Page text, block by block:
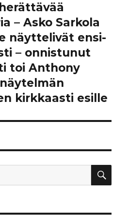
– Asko Sarkola
näyttelivät ensi-
– onnistunut
toi Anthony
kirkkaasti esille